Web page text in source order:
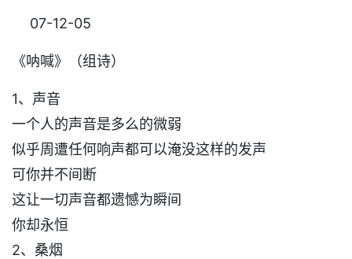
07-12-05
《呐喊》（组诗）
1、声音
一个人的声音是多么的微弱
似乎周遭任何响声都可以淹没这样的发声
可你并不间断
这让一切声音都遗憾为瞬间
你却永恒
2、桑烟